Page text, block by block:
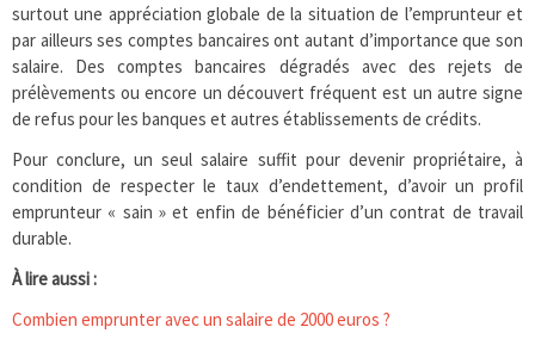
surtout une appréciation globale de la situation de l’emprunteur et
par ailleurs ses comptes bancaires ont autant d’importance que son
salaire. Des comptes bancaires dégradés avec des rejets de
prélèvements ou encore un découvert fréquent est un autre signe
de refus pour les banques et autres établissements de crédits.
Pour conclure, un seul salaire suffit pour devenir propriétaire, à
condition de respecter le taux d’endettement, d’avoir un profil
emprunteur « sain » et enfin de bénéficier d’un contrat de travail
durable.
À lire aussi :
Combien emprunter avec un salaire de 2000 euros ?